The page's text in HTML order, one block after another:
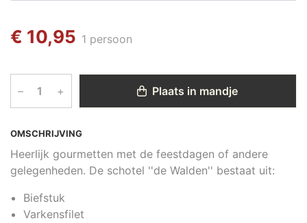
OMSCHRIJVING
Heerlijk gourmetten met de feestdagen of andere
gelegenheden. De schotel ''de Walden'' bestaat uit:
Biefstuk
Varkensfilet
€ 10,95 1 persoon
– + Plaats in mandje